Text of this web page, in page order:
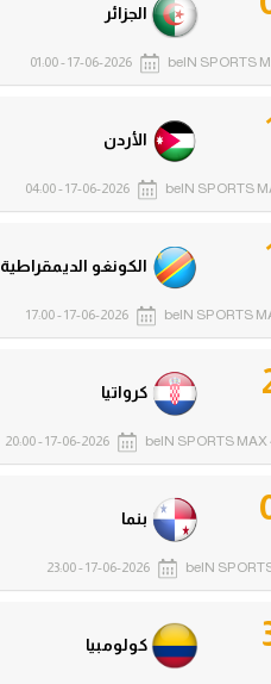
كولومبيا
بنما
beIN
17-06-2026 - 23:00
كرواتيا
beIN SPORTS MAX
17-06-2026 - 20:00
الكونغو الديمقراطية
beIN SPORTS
17-06-2026 - 17:00
الأردن
beIN SPORTS
17-06-2026 - 04:00
الجزائر
beIN SPORTS
17-06-2026 - 01:00